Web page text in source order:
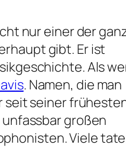
nur einer der
gibt. Er ist
Als
. Namen, die man
seit seiner
großen
Viele